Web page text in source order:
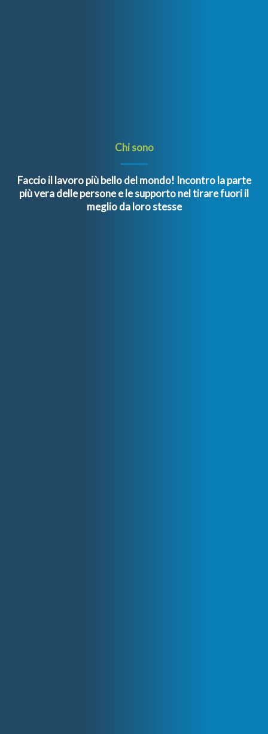
Chi sono
Faccio il lavoro più bello del mondo! Incontro la parte
più vera delle persone e le supporto nel tirare fuori il
meglio da loro stesse